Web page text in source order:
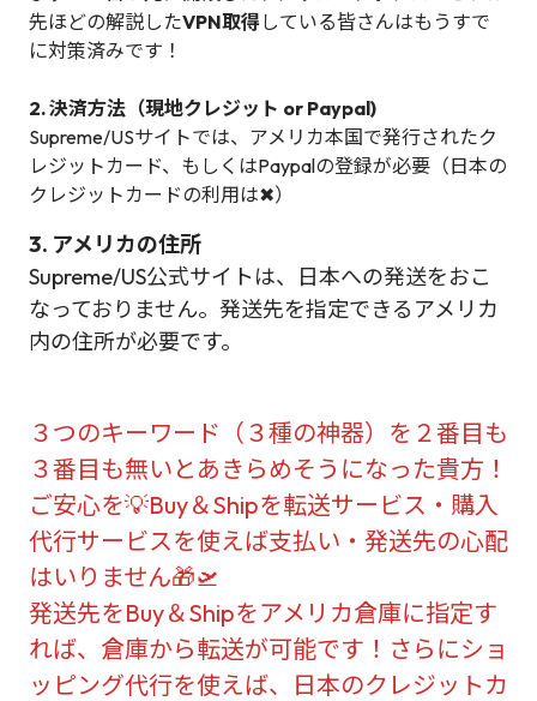
先ほどの解説したVPN取得している皆さんはもうすで
に対策済みです！
2. 決済方法（現地クレジット or Paypal)
Supreme/USサイトでは、アメリカ本国で発行されたク
レジットカード、もしくはPaypalの登録が必要（日本の
クレジットカードの利用は✖）
3. アメリカの住所
Supreme/US公式サイトは、日本への発送をおこ
なっておりません。発送先を指定できるアメリカ
内の住所が必要です。
３つのキーワード（３種の神器）を２番目も
３番目も無いとあきらめそうになった貴方！
ご安心を💡Buy＆Shipを転送サービス・購入
代行サービスを使えば支払い・発送先の心配
はいりません🎁🛫
発送先をBuy＆Shipをアメリカ倉庫に指定す
れば、倉庫から転送が可能です！さらにショ
ッピング代行を使えば、日本のクレジットカ